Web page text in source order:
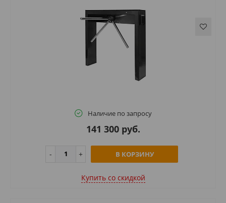
Наличие по запросу
141 300 руб.
В КОРЗИНУ
Купить cо скидкой